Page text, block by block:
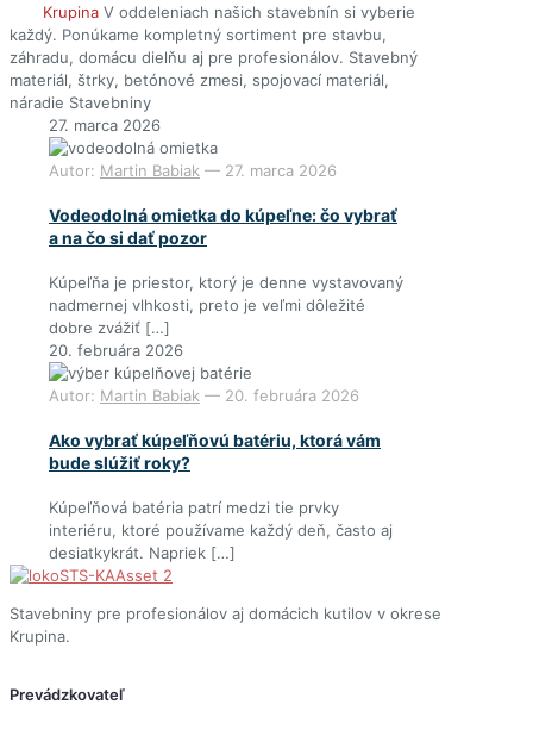
Krupina V oddeleniach našich stavebnín si vyberie
každý. Ponúkame kompletný sortiment pre stavbu,
záhradu, domácu dielňu aj pre profesionálov. Stavebný
materiál, štrky, betónové zmesi, spojovací materiál,
náradie Stavebniny
27. marca 2026
Autor: Martin Babiak — 27. marca 2026
Vodeodolná omietka do kúpeľne: čo vybrať
a na čo si dať pozor
Kúpeľňa je priestor, ktorý je denne vystavovaný
nadmernej vlhkosti, preto je veľmi dôležité
dobre zvážiť […]
20. februára 2026
Autor: Martin Babiak — 20. februára 2026
Ako vybrať kúpeľňovú batériu, ktorá vám
bude slúžiť roky?
Kúpeľňová batéria patrí medzi tie prvky
interiéru, ktoré používame každý deň, často aj
desiatkykrát. Napriek […]
Stavebniny pre profesionálov aj domácich kutilov v okrese
Krupina.
Prevádzkovateľ